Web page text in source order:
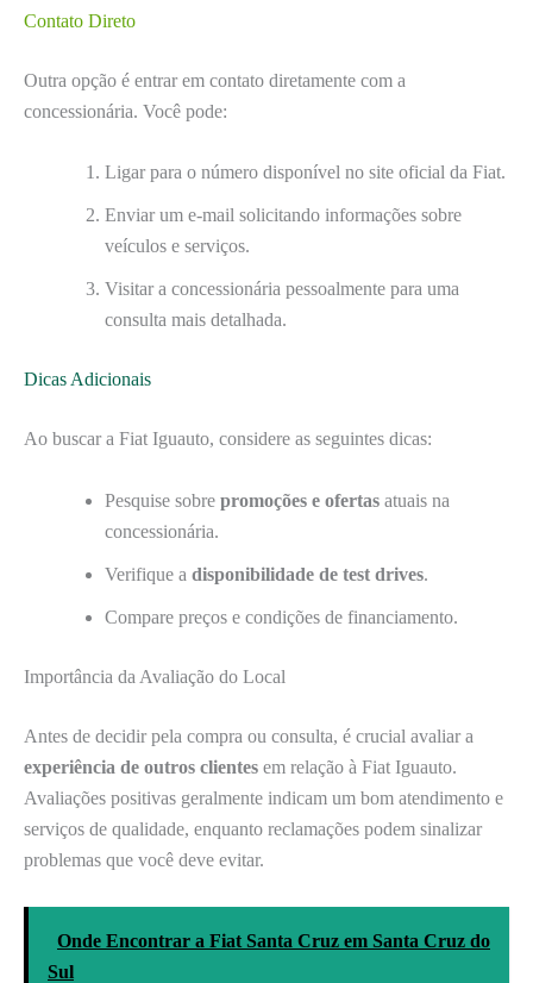
Contato Direto
Outra opção é entrar em contato diretamente com a
concessionária. Você pode:
Ligar para o número disponível no site oficial da Fiat.
Enviar um e-mail solicitando informações sobre
veículos e serviços.
Visitar a concessionária pessoalmente para uma
consulta mais detalhada.
Dicas Adicionais
Ao buscar a Fiat Iguauto, considere as seguintes dicas:
Pesquise sobre promoções e ofertas atuais na
concessionária.
Verifique a disponibilidade de test drives.
Compare preços e condições de financiamento.
Importância da Avaliação do Local
Antes de decidir pela compra ou consulta, é crucial avaliar a
experiência de outros clientes em relação à Fiat Iguauto.
Avaliações positivas geralmente indicam um bom atendimento e
serviços de qualidade, enquanto reclamações podem sinalizar
problemas que você deve evitar.
Onde Encontrar a Fiat Santa Cruz em Santa Cruz do
Sul